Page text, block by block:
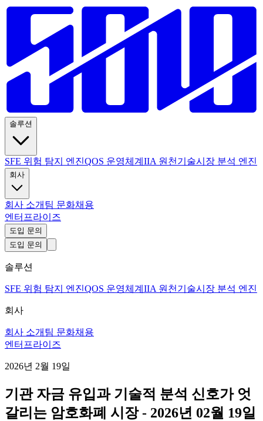
솔루션
SFE 위험 탐지 엔진QOS 운영체계 IIA 원천기술시장 분석 엔진
회사
회사 소개 팀 문화채용
엔터프라이즈
도입 문의
도입 문의
솔루션
SFE 위험 탐지 엔진QOS 운영체계 IIA 원천기술시장 분석 엔진
회사
회사 소개 팀 문화채용
엔터프라이즈
2026년 2월 19일
기관 자금 유입과 기술적 분석 신호가 엇
갈리는 암호화폐 시장 - 2026년 02월 19일